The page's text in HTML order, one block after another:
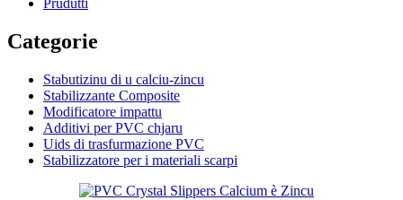
Categorie
Stabutizinu di u calciu-zincu
Stabilizzante Composite
Modificatore impattu
Additivi per PVC chjaru
Uids di trasfurmazione PVC
Stabilizzatore per i materiali scarpi